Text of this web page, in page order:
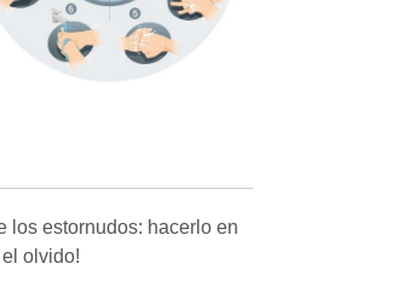
los estornudos: hacerlo en
olvido!